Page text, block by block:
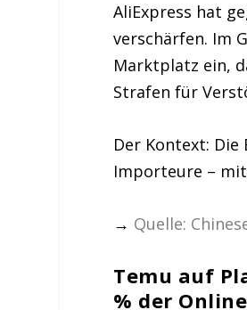
AliExpress hat
verschärfen. Im
Marktplatz ein,
Strafen für
Der Kontext:
Importeure –
→ Quelle:
Temu auf
% der